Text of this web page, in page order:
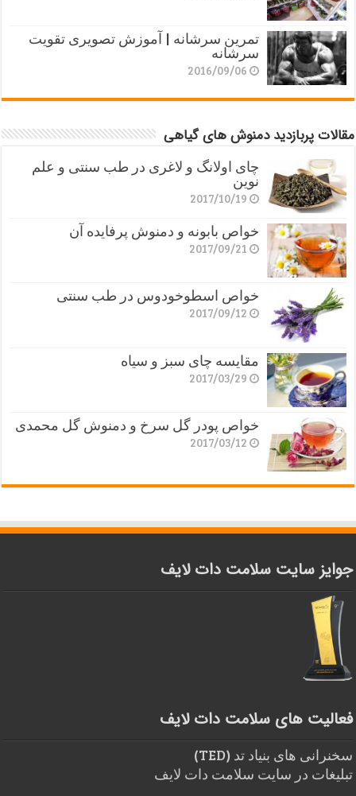
تمرین سرشانه | آموزش تصویری تقویت
سرشانه
2016/09/06
مقالات پربازدید دمنوش های گیاهی
چای اولانگ و لاغری در طب سنتی و علم
نوین
2017/10/19
خواص بابونه و دمنوش پرفایده آن
2017/09/21
خواص اسطوخودوس در طب سنتی
2017/09/12
مقایسه چای سبز و سیاه
2017/03/29
خواص پودر گل سرخ و دمنوش گل محمدی
2017/03/12
جوایز سایت سلامت دات لایف
فعالیت های سلامت دات لایف
سخنرانی های بنیاد تد (TED)
تبلیغات در سایت سلامت دات لایف